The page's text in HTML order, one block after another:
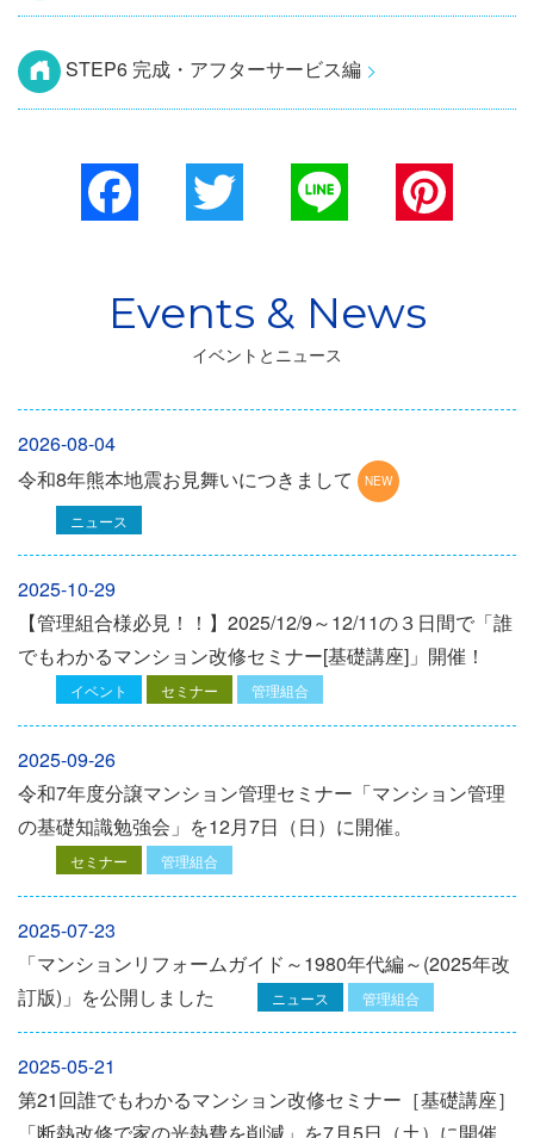
STEP6 完成・アフターサービス編
Facebook
イベントとニュース
2026-08-04
令和8年熊本地震お見舞いにつきまして
ニュース
2025-10-29
【管理組合様必見！！】2025/12/9～12/11の３日間で「誰
でもわかるマンション改修セミナー[基礎講座]」開催！
イベント セミナー 管理組合
2025-09-26
令和7年度分譲マンション管理セミナー「マンション管理
の基礎知識勉強会」を12⽉7⽇（⽇）に開催。
セミナー 管理組合
2025-07-23
「マンションリフォームガイド～1980年代編～(2025年改
訂版)」を公開しました
ニュース 管理組合
2025-05-21
第21回誰でもわかるマンション改修セミナー［基礎講座］